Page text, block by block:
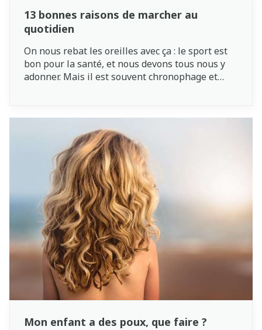
13 bonnes raisons de marcher au
quotidien
On nous rebat les oreilles avec ça : le sport est
bon pour la santé, et nous devons tous nous y
adonner. Mais il est souvent chronophage et
être intense. La marche, par exemple, présente
de nombreux avantages pour la santé et elle est
un moyen très simple de remettre le pied à
l’étrier.
Mon enfant a des poux, que faire ?